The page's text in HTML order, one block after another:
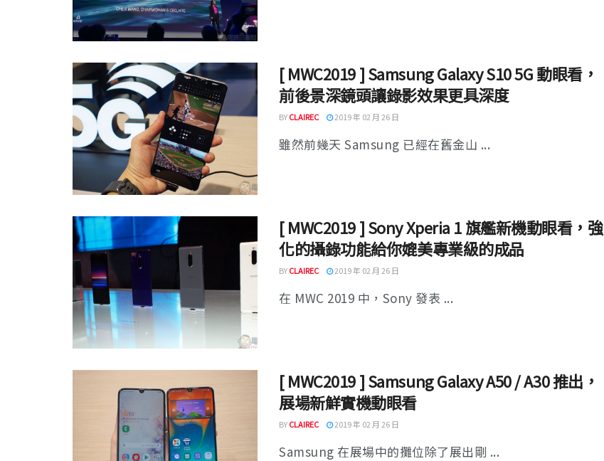
[ MWC2019 ] Samsung Galaxy S10 5G 動眼看，
前後景深鏡頭讓錄影效果更具深度
BYCLAIREC 2019 年 02 月 26 日
雖然前幾天 Samsung 已經在舊金山 ...
[ MWC2019 ] Sony Xperia 1 旗艦新機動眼看，強
化的攝錄功能給你媲美專業級的成品
BYCLAIREC 2019 年 02 月 26 日
在 MWC 2019 中，Sony 發表 ...
[ MWC2019 ] Samsung Galaxy A50 / A30 推出，
展場新鮮實機動眼看
BYCLAIREC 2019 年 02 月 26 日
Samsung 在展場中的攤位除了展出剛 ...